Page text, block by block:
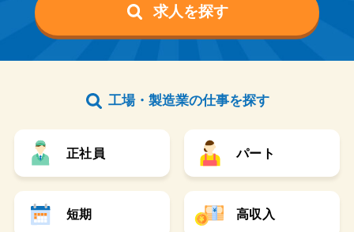
求人を探す
工場・製造業の仕事を探す
正社員 パート
短期 高収入